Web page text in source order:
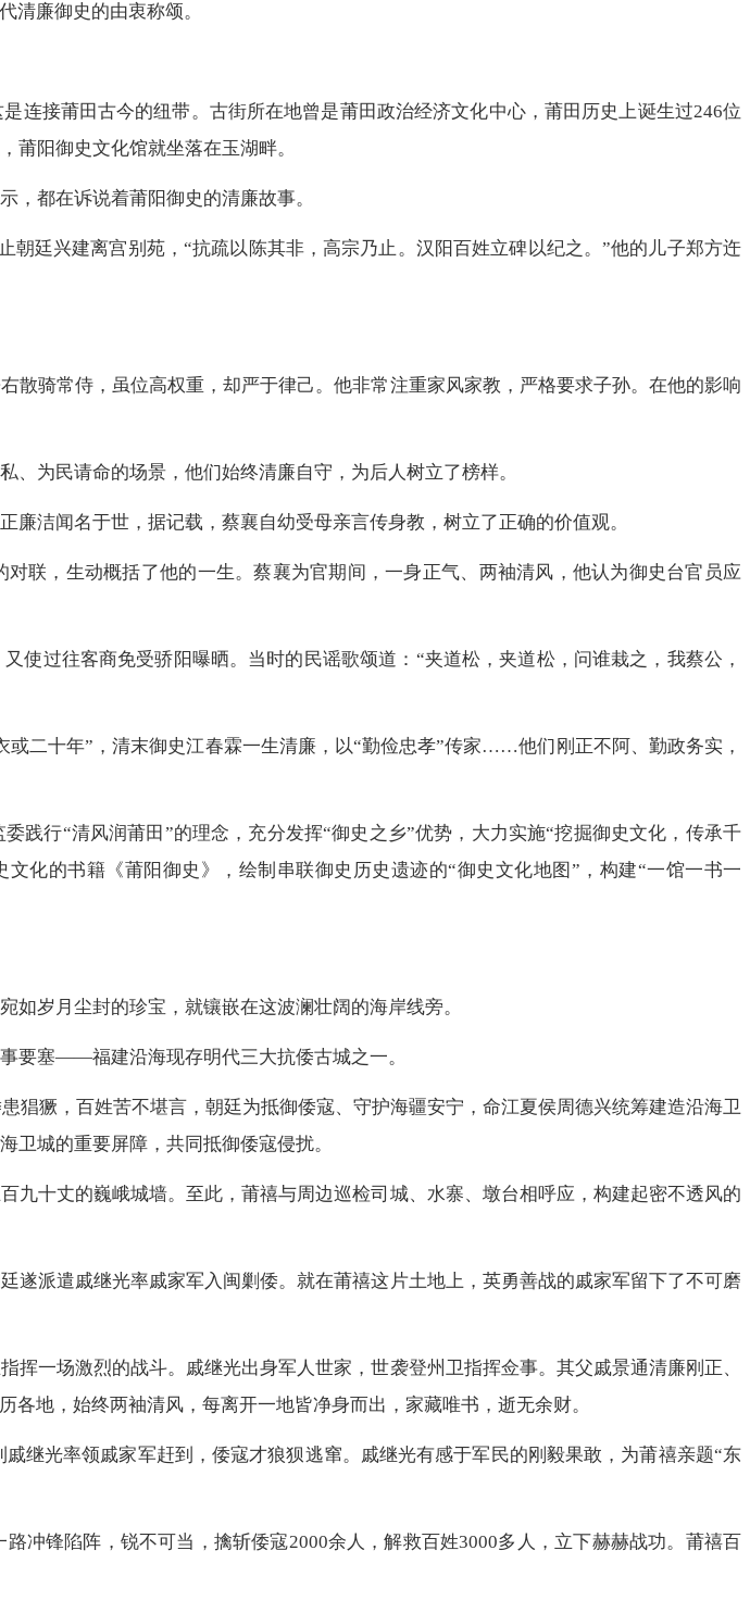
清廉御史的由衷称颂。
连接莆田古今的纽带。古街所在地曾是莆田政治经济文化中心，莆田历史上诞生过246位
莆阳御史文化馆就坐落在玉湖畔。
，都在诉说着莆阳御史的清廉故事。
廷兴建离宫别苑，“抗疏以陈其非，高宗乃止。汉阳百姓立碑以纪之。”他的儿子郑方迕
骑常侍，虽位高权重，却严于律己。他非常注重家风家教，严格要求子孙。在他的影响
为民请命的场景，他们始终清廉自守，为后人树立了榜样。
洁闻名于世，据记载，蔡襄自幼受母亲言传身教，树立了正确的价值观。
联，生动概括了他的一生。蔡襄为官期间，一身正气、两袖清风，他认为御史台官员应
使过往客商免受骄阳曝晒。当时的民谣歌颂道：“夹道松，夹道松，问谁栽之，我蔡公，
二十年”，清末御史江春霖一生清廉，以“勤俭忠孝”传家……他们刚正不阿、勤政务实，
践行“清风润莆田”的理念，充分发挥“御史之乡”优势，大力实施“挖掘御史文化，传承千
化的书籍《莆阳御史》，绘制串联御史历史遗迹的“御史文化地图”，构建“一馆一书一
岁月尘封的珍宝，就镶嵌在这波澜壮阔的海岸线旁。
要塞——福建沿海现存明代三大抗倭古城之一。
猖獗，百姓苦不堪言，朝廷为抵御倭寇、守护海疆安宁，命江夏侯周德兴统筹建造沿海卫
卫城的重要屏障，共同抵御倭寇侵扰。
十丈的巍峨城墙。至此，莆禧与周边巡检司城、水寨、墩台相呼应，构建起密不透风的
派遣戚继光率戚家军入闽剿倭。就在莆禧这片土地上，英勇善战的戚家军留下了不可磨
一场激烈的战斗。戚继光出身军人世家，世袭登州卫指挥佥事。其父戚景通清廉刚正、
地，始终两袖清风，每离开一地皆净身而出，家藏唯书，逝无余财。
继光率领戚家军赶到，倭寇才狼狈逃窜。戚继光有感于军民的刚毅果敢，为莆禧亲题“东
冲锋陷阵，锐不可当，擒斩倭寇2000余人，解救百姓3000多人，立下赫赫战功。莆禧百